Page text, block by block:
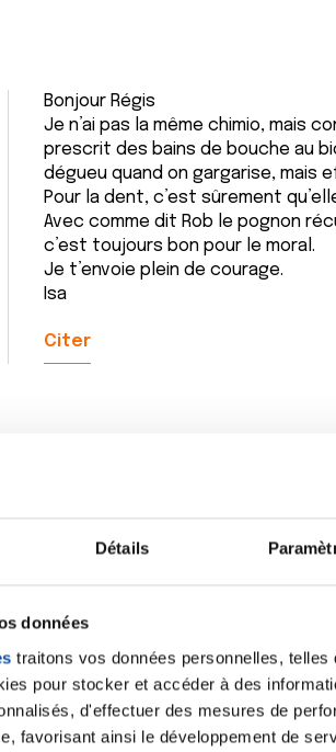
Détails
données
traitons vos données personnelles,
pour stocker et accéder à des
d'effectuer des mesures de
favorisant ainsi le développement de
Bonjour Régis
Je n’ai pas la même chimio, mais
prescrit des bains de bouche au
dégueu quand on gargarise, mais
Pour la dent, c’est sûrement
Avec comme dit Rob le pognon
c’est toujours bon pour le moral.
Je t’envoie plein de courage.
Isa
Citer
Bonsoir Régis, ça a l'air très
ciblée en cachet, c'est très
étaient un peu violents et j'ai
avoir une réponse de ton
signaler à l'infirmière pivot ou
des aphtes, soignés par des
courage, j'espère que le corps
Citer